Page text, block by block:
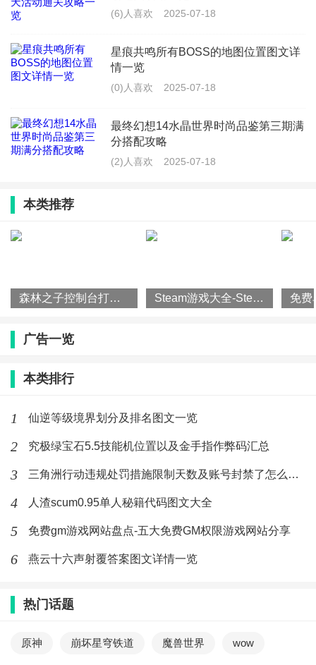
(6)人喜欢 2025-07-18
星痕共鸣所有BOSS的地图位置图文详
情一览
(0)人喜欢 2025-07-18
最终幻想14水晶世界时尚品鉴第三期满
分搭配攻略
(2)人喜欢 2025-07-18
本类推荐
森林之子控制台打开方法攻略一览 Steam游戏大全-Steam平台游戏排行榜
广告一览
本类排行
1 仙逆等级境界划分及排名图文一览
2 究极绿宝石5.5技能机位置以及金手指作弊码汇总
3 三角洲行动违规处罚措施限制天数及账号封禁了怎么解封
4 人渣scum0.95单人秘籍代码图文大全
5 免费gm游戏网站盘点-五大免费GM权限游戏网站分享
6 燕云十六声射覆答案图文详情一览
热门话题
原神 崩坏星穹铁道 魔兽世界 wow